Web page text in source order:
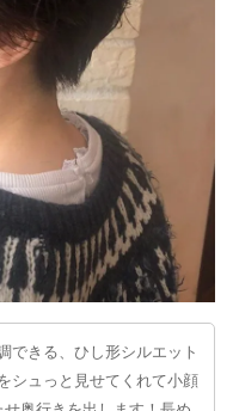
できる、ひし形シルエット
シュっと見せてくれて小顔